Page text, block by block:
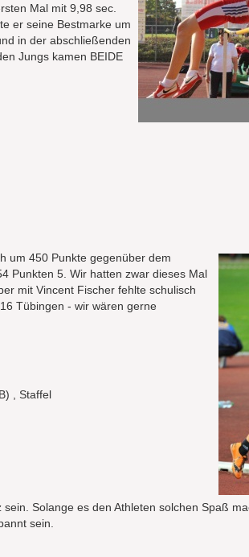
Mal mit 9,98 sec.
er seine Bestmarke um
in der abschließenden
Jungs kamen BEIDE
um 450 Punkte gegenüber dem
Punkten 5. Wir hatten zwar dieses Mal
mit Vincent Fischer fehlte schulisch
Tübingen - wir wären gerne
, Staffel
Solange es den Athleten solchen Spaß
sein.